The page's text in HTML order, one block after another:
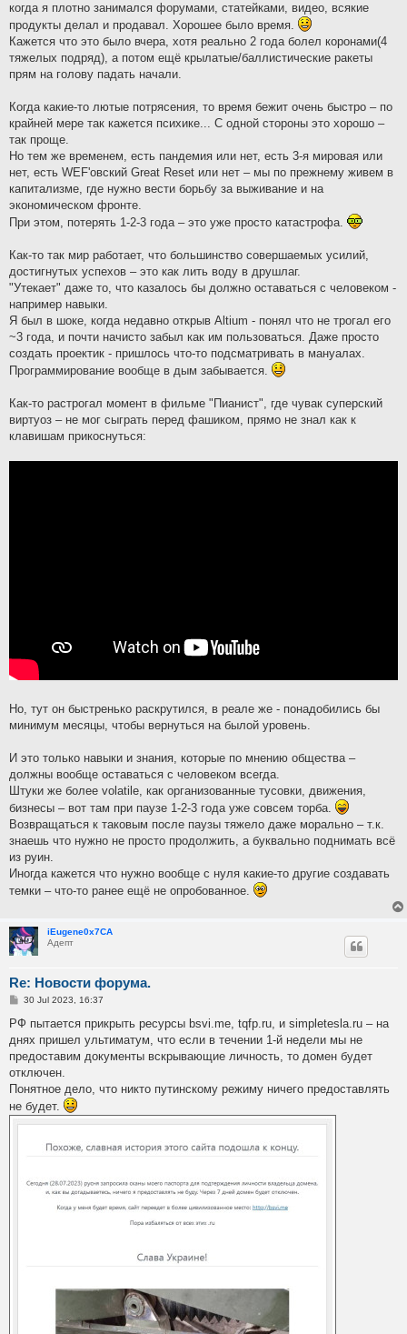
когда я плотно занимался форумами, статейками, видео, всякие
продукты делал и продавал. Хорошее было время.
Кажется что это было вчера, хотя реально 2 года болел коронами(4
тяжелых подряд), а потом ещё крылатые/баллистические ракеты
прям на голову падать начали.
Когда какие-то лютые потрясения, то время бежит очень быстро – по
крайней мере так кажется психике... С одной стороны это хорошо –
так проще.
Но тем же временем, есть пандемия или нет, есть 3-я мировая или
нет, есть WEF'овский Great Reset или нет – мы по прежнему живем в
капитализме, где нужно вести борьбу за выживание и на
экономическом фронте.
При этом, потерять 1-2-3 года – это уже просто катастрофа.
Как-то так мир работает, что большинство совершаемых усилий,
достигнутых успехов – это как лить воду в друшлаг.
"Утекает" даже то, что казалось бы должно оставаться с человеком -
например навыки.
Я был в шоке, когда недавно открыв Altium - понял что не трогал его
~3 года, и почти начисто забыл как им пользоваться. Даже просто
создать проектик - пришлось что-то подсматривать в мануалах.
Программирование вообще в дым забывается.
Как-то растрогал момент в фильме "Пианист", где чувак суперский
виртуоз – не мог сыграть перед фашиком, прямо не знал как к
клавишам прикоснуться:
Но, тут он быстренько раскрутился, в реале же - понадобились бы
минимум месяцы, чтобы вернуться на былой уровень.
И это только навыки и знания, которые по мнению общества –
должны вообще оставаться с человеком всегда.
Штуки же более volatile, как организованные тусовки, движения,
бизнесы – вот там при паузе 1-2-3 года уже совсем торба.
Возвращаться к таковым после паузы тяжело даже морально – т.к.
знаешь что нужно не просто продолжить, а буквально поднимать всё
из руин.
Иногда кажется что нужно вообще с нуля какие-то другие создавать
темки – что-то ранее ещё не опробованное.
iEugene0x7CA
Адепт
Re: Новости форума.
P
s
30 Jul 2023, 16:37
РФ пытается прикрыть ресурсы bsvi.me, tqfp.ru, и simpletesla.ru – на
днях пришел ультиматум, что если в течении 1-й недели мы не
предоставим документы вскрывающие личность, то домен будет
отключен.
Понятное дело, что никто путинскому режиму ничего предоставлять
не будет.